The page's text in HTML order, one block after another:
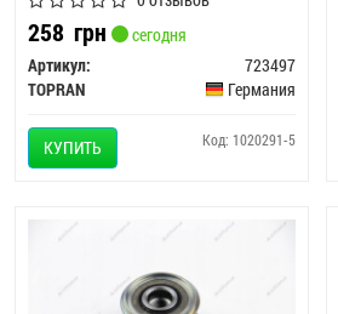
258 грн
сегодня
Артикул:
723497
TOPRAN
Германия
КУПИТЬ Код: 1020291-5